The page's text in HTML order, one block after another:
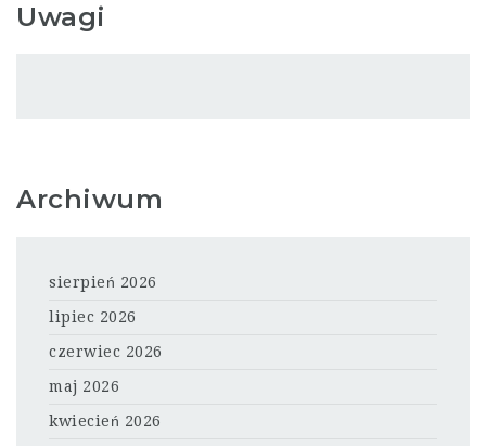
Uwagi
Archiwum
sierpień 2026
lipiec 2026
czerwiec 2026
maj 2026
kwiecień 2026